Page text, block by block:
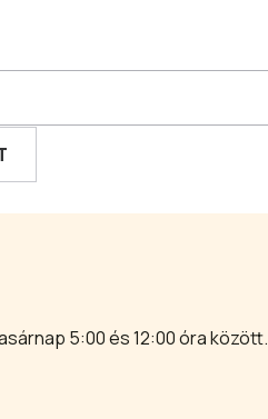
5:00 és 12:00 óra között.